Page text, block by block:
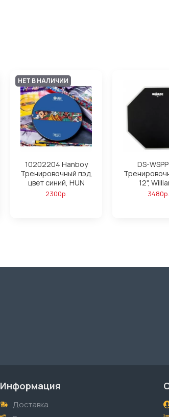
НЕТ В НАЛИЧИИ
10202204 Hanboy
Тренировочный пэд,
цвет синий, HUN
2300р.
DS-
12",
3480р.
Информация
Доставка